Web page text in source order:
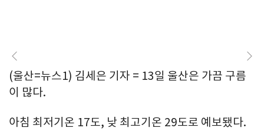
(울산=뉴스1) 김세은 기자 = 13일 울산은 가끔 구름
이 많다.
아침 최저기온 17도, 낮 최고기온 29도로 예보됐다.